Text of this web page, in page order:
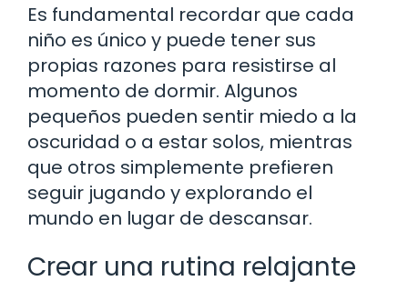
Es fundamental recordar que cada
niño es único y puede tener sus
propias razones para resistirse al
momento de dormir. Algunos
pequeños pueden sentir miedo a la
oscuridad o a estar solos, mientras
que otros simplemente prefieren
seguir jugando y explorando el
mundo en lugar de descansar.
Crear una rutina relajante